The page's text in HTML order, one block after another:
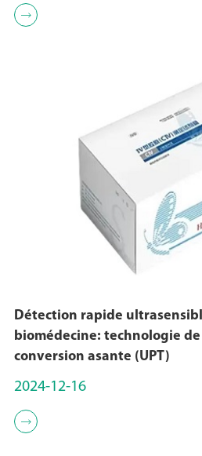

Détection rapide
biomédecine: technologie
conversion asante (UPT)
2024-12-16
